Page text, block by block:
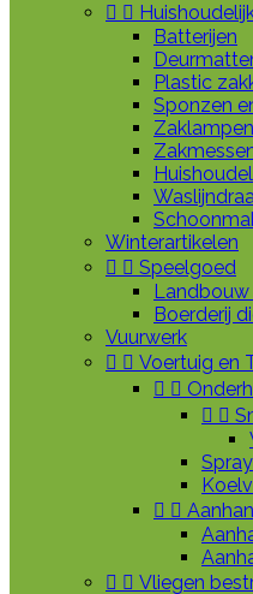
 
Batterijen
Plastic
Sponzen
Zaklampen
Winterartikelen
  Speelgoed
Landbouw
Boerderij
Vuurwerk
  Voertuig en
 
 
Spray
 
  Vliegen